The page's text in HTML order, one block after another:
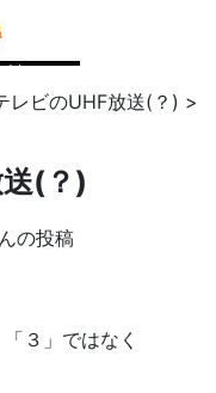
クト
レビのUHF放送(？) >
(？)
の投稿
３」ではなく